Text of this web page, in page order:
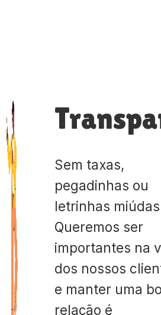
Sem taxas,
pegadinhas ou
letrinhas
Queremos ser
importantes na
dos nossos
e manter uma
relação é